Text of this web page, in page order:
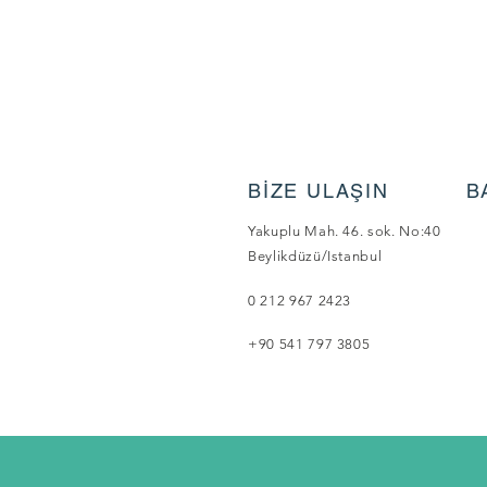
BİZE ULAŞIN
Yakuplu Mah. 46. sok. No:40
Beylikdüzü/Istanbul
0 212 967 2423
+90 541 797 3805